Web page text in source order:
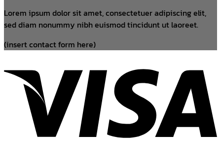
Lorem ipsum dolor sit amet, consectetuer adipiscing elit,
sed diam nonummy nibh euismod tincidunt ut laoreet.
(insert contact form here)